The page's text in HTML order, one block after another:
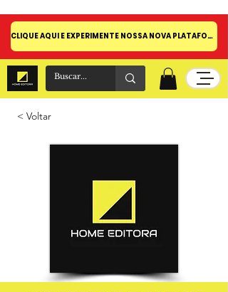
CLIQUE AQUI E EXPERIMENTE NOSSA NOVA PLATAFORMA!
< Voltar